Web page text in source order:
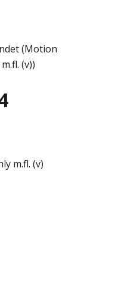
(Motion
(v))
m.fl. (v)